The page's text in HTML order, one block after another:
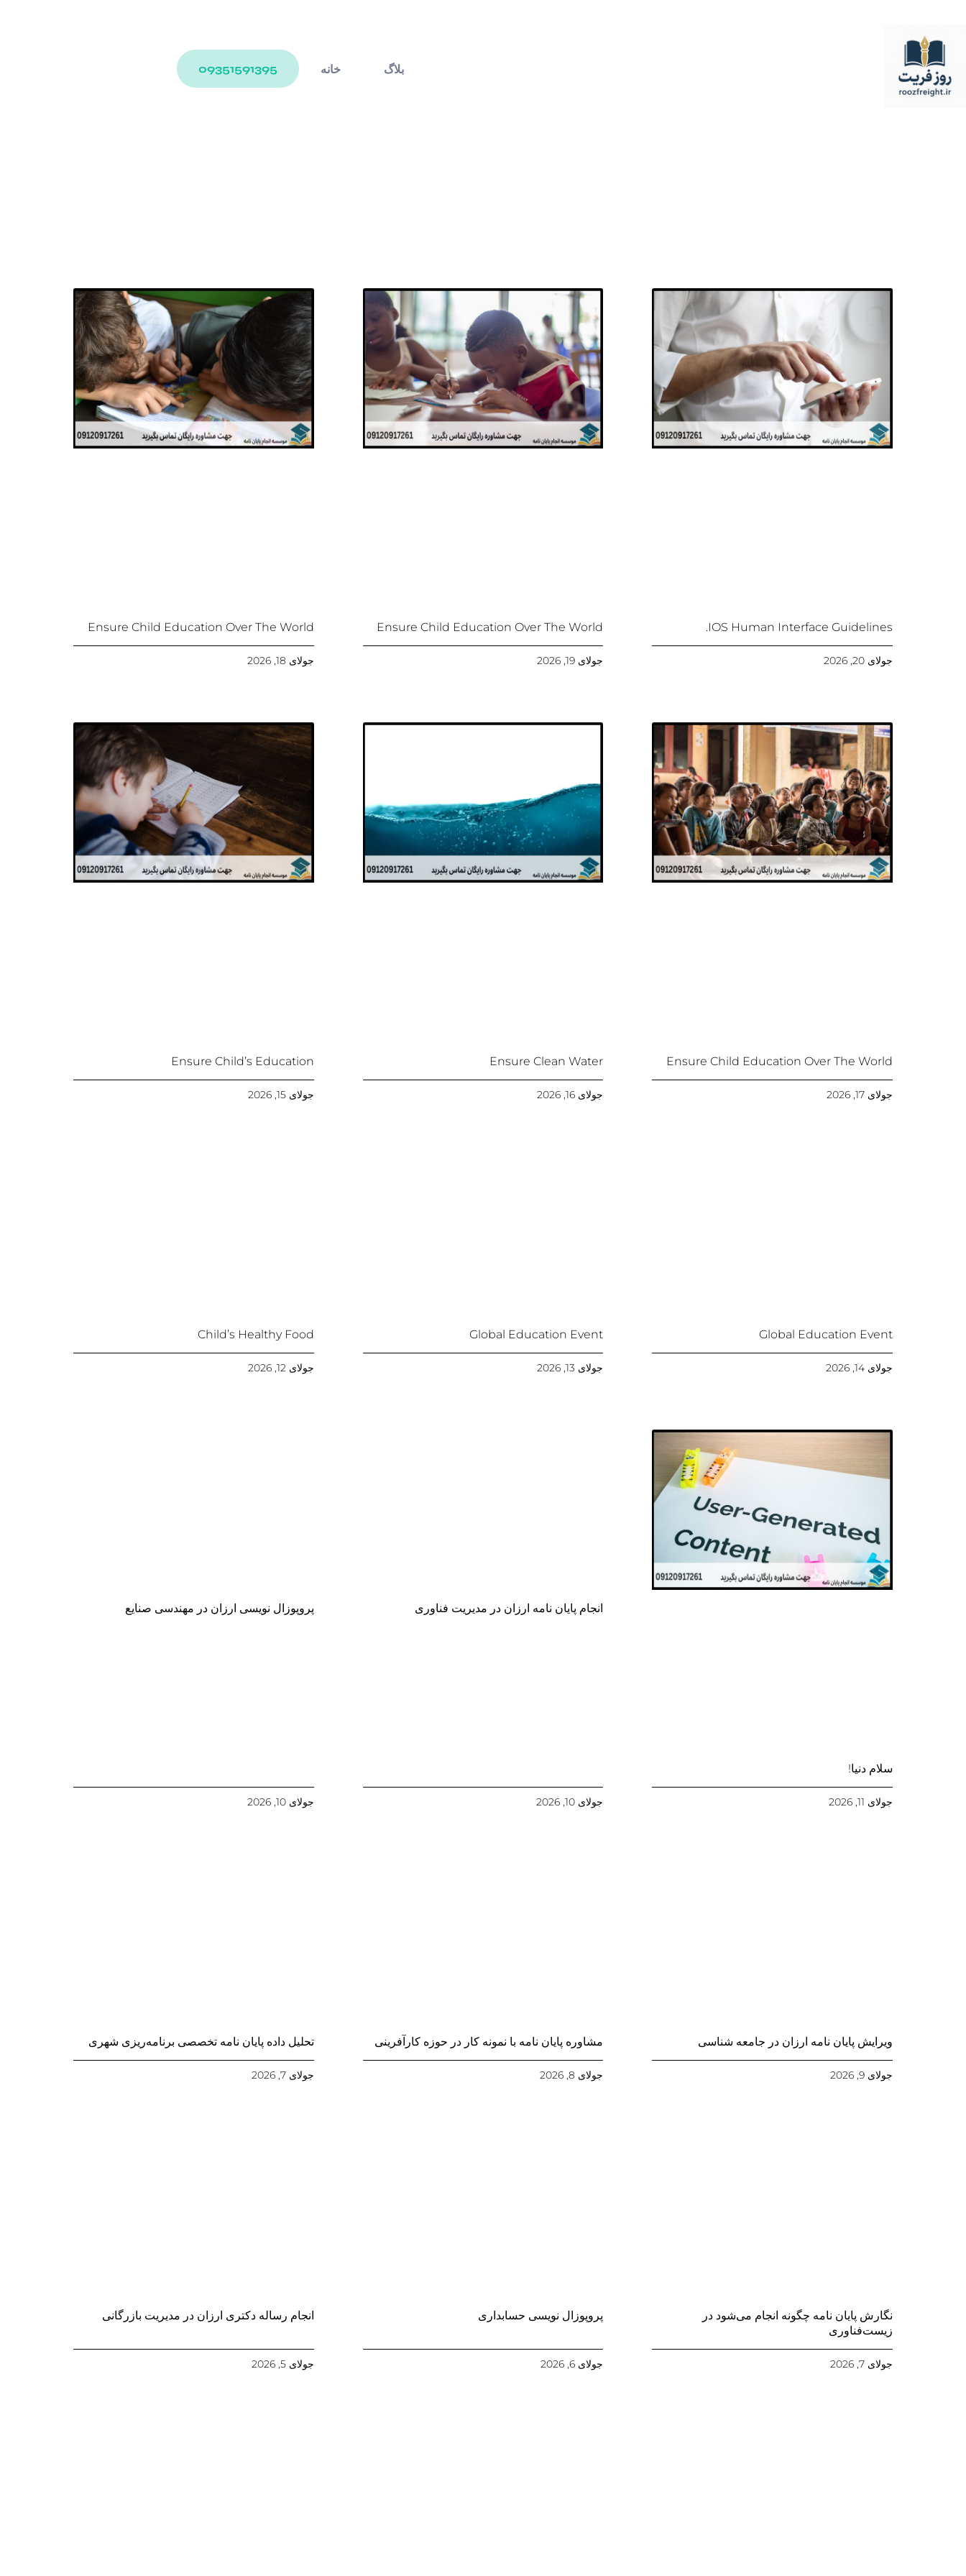
خانه بلاگ 09351591395
IOS Human Interface Guidelines.
جولای 20, 2026
Ensure Child Education Over The World
جولای 19, 2026
Ensure Child Education Over The World
جولای 18, 2026
Ensure Child Education Over The World
جولای 17, 2026
Ensure Clean Water
جولای 16, 2026
Ensure Child’s Education
جولای 15, 2026
Global Education Event
جولای 14, 2026
Global Education Event
جولای 13, 2026
Child’s Healthy Food
جولای 12, 2026
سلام دنیا!
جولای 11, 2026
انجام پایان نامه ارزان در مدیریت فناوری
جولای 10, 2026
پروپوزال نویسی ارزان در مهندسی صنایع
جولای 10, 2026
ویرایش پایان نامه ارزان در جامعه شناسی
جولای 9, 2026
مشاوره پایان نامه با نمونه کار در حوزه کارآفرینی
جولای 8, 2026
تحلیل داده پایان نامه تخصصی برنامه‌ریزی شهری
جولای 7, 2026
نگارش پایان نامه چگونه انجام می‌شود در
زیست‌فناوری
جولای 7, 2026
پروپوزال نویسی حسابداری
جولای 6, 2026
انجام رساله دکتری ارزان در مدیریت بازرگانی
جولای 5, 2026